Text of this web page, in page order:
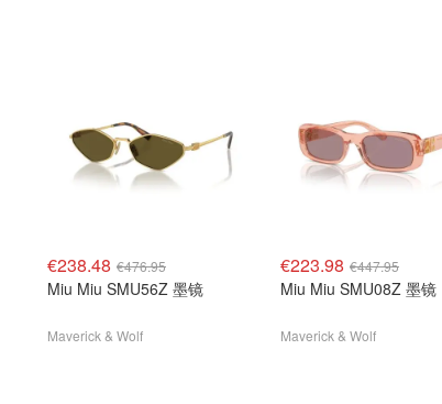
€238.48 €476.95
Miu Miu SMU56Z 墨镜
Maverick & Wolf
€223.98 €447.95
Miu Miu SMU08Z 墨镜
Maverick & Wolf